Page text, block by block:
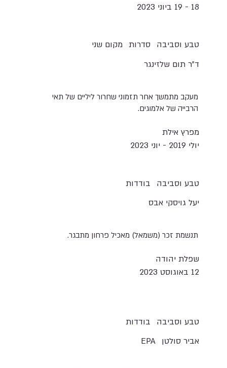
18 - 19 ביוני 2023
מקום שני סדרות טבע וסביבה
ד"ר תום שלזינגר
מעקב מתמשך אחר תזמוני שחרור ליליים של תאי
הרבייה של אלמוגים.
מפרץ אילת
יולי 2019 - יוני 2023
בודדות
טבע וסביבה
יעל גויסקי אבס
תנשמת זכר (משמאל) מאכיל פרחון מתבגר.
שפלת יהודה
12 באוגוסט 2023
בודדות
טבע וסביבה
EPA אביר סולטן